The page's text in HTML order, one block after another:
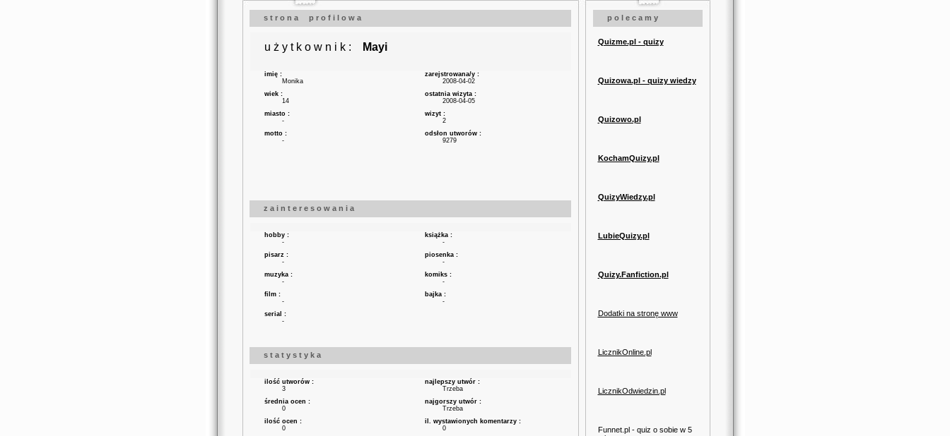
s t r o n a p r o f i l o w a
u ż y t k o w n i k : Mayi
imię :
Monika
wiek :
14
miasto :
-
motto :
-
zarejstrowana/y :
2008-04-02
ostatnia wizyta :
2008-04-05
wizyt :
2
odsłon utworów :
9279
z a i n t e r e s o w a n i a
hobby :
-
pisarz :
-
muzyka :
-
film :
-
serial :
-
książka :
-
piosenka :
-
komiks :
-
bajka :
-
s t a t y s t y k a
ilość utworów :
3
średnia ocen :
0
ilość ocen :
0
najlepszy utwór :
Trzeba
najgorszy utwór :
Trzeba
il. wystawionych komentarzy :
0
p o l e c a m y
Quizme.pl - quizy
Quizowa.pl - quizy wiedzy
Quizowo.pl
KochamQuizy.pl
QuizyWiedzy.pl
LubieQuizy.pl
Quizy.Fanfiction.pl
Dodatki na stronę www
LicznikOnline.pl
LicznikOdwiedzin.pl
Funnet.pl - quiz o sobie w 5